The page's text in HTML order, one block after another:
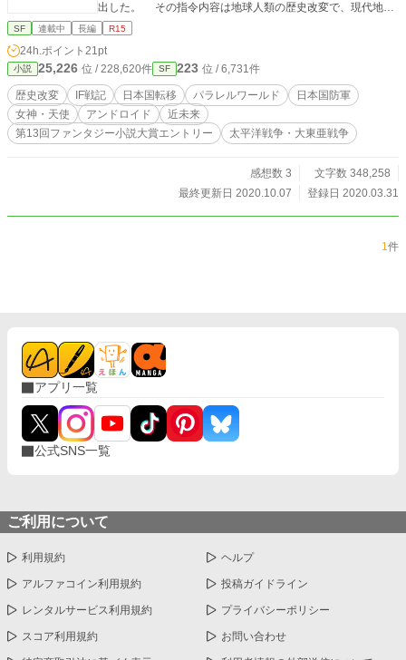
出した。 その指令内容は地球人類の歴史改変で、現代地球
とは別のパラレルワールド上に存在するもう一つの地球に干
変方法は、国家丸ごと転移するもので転移する国家は何と現
代日本であり、その転移先は太平洋戦争開戦１年前の日本
で、そこに国土ごと上書きするというものであった。 その
転移先で日本が世界各国と開戦し、そこで起こる様々な出来
事を超人的な能力を持つ女神と天使達の手助けで日本が覇権
国家になり、人類滅亡を回避させて行くのであった。
SF 連載中 長編 R15
24h.ポイント 21pt
小説 25,226 位 / 228,620件 SF 223 位 / 6,731件
歴史改変 IF戦記 日本国転移 パラレルワールド
日本国防軍
女神・天使
アンドロイド
近未来
第13回ファンタジー小説大賞エントリー
太平洋戦争・大東亜戦争
感想数 3
文字数 348,258
最終更新日 2020.10.07
登録日 2020.03.31
1件
アプリ一覧
公式SNS一覧
ご利用について
利用規約 ヘルプ
アルファコイン利用規約 投稿ガイドライン
レンタルサービス利用規約 プライバシーポリシー
スコア利用規約 お問い合わせ